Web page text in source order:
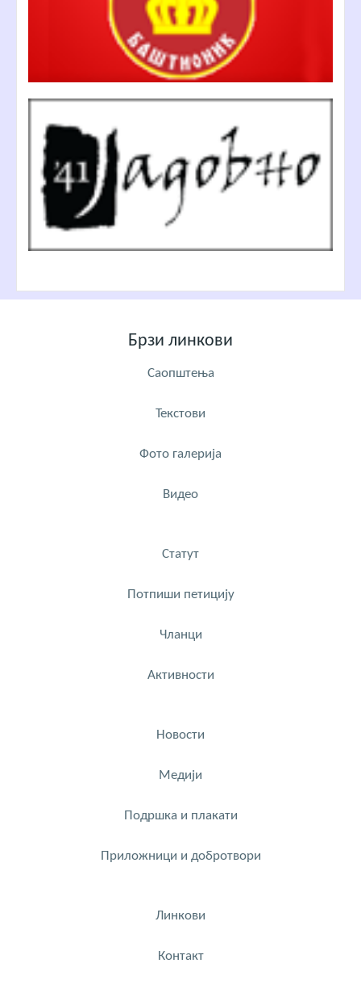
Брзи линкови
Саопштења
Текстови
Фото галерија
Видео
Статут
Потпиши петицију
Чланци
Активности
Новости
Медији
Подршка и плакати
Приложници и добротвори
Линкови
Контакт